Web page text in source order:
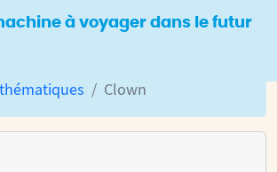
à voyager dans le futur
Clown